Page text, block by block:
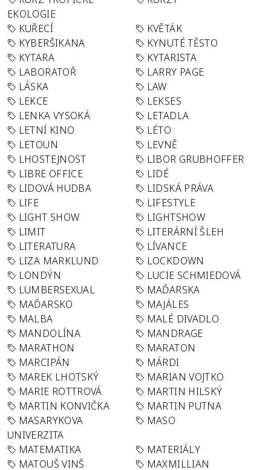
EKOLOGIE
KUŘECÍ
KVĚTÁK
KYBERŠIKANA
KYNUTÉ TĚSTO
KYTARA
KYTARISTA
LABORATOŘ
LARRY PAGE
LÁSKA
LAW
LEKCE
LEKSES
LENKA VYSOKÁ
LETADLA
LETNÍ KINO
LÉTO
LETOUN
LEVNĚ
LHOSTEJNOST
LIBOR GRUBHOFFER
LIBRE OFFICE
LIDÉ
LIDOVÁ HUDBA
LIDSKÁ PRÁVA
LIFE
LIFESTYLE
LIGHT SHOW
LIGHTSHOW
LIMIT
LITERÁRNÍ ŠLEH
LITERATURA
LÍVANCE
LIZA MARKLUND
LOCKDOWN
LONDÝN
LUCIE SCHMIEDOVÁ
LUMBERSEXUAL
MAĎARSKA
MAĎARSKO
MAJÁLES
MALBA
MALÉ DIVADLO
MANDOLÍNA
MANDRAGE
MARATHON
MARATON
MARCIPÁN
MÁRDI
MAREK LHOTSKÝ
MARIAN VOJTKO
MARIE ROTTROVÁ
MARTIN HILSKÝ
MARTIN KONVIČKA
MARTIN PUTNA
MASARYKOVA
UNIVERZITA
MASO
MATEMATIKA
MATERIÁLY
MATOUŠ VINŠ
MAXMILLIAN